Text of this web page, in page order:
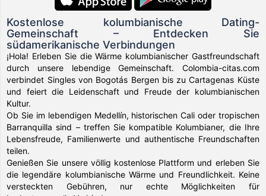
Kostenlose kolumbianische Dating-
Gemeinschaft – Entdecken Sie
südamerikanische Verbindungen
¡Hola! Erleben Sie die Wärme kolumbianischer Gastfreundschaft
durch unsere lebendige Gemeinschaft. Colombia-citas.com
verbindet Singles von Bogotás Bergen bis zu Cartagenas Küste
und feiert die Leidenschaft und Freude der kolumbianischen
Kultur.
Ob Sie im lebendigen Medellín, historischen Cali oder tropischen
Barranquilla sind – treffen Sie kompatible Kolumbianer, die Ihre
Lebensfreude, Familienwerte und authentische Freundschaften
teilen.
Genießen Sie unsere völlig kostenlose Plattform und erleben Sie
die legendäre kolumbianische Wärme und Freundlichkeit. Keine
versteckten Gebühren, nur echte Möglichkeiten für